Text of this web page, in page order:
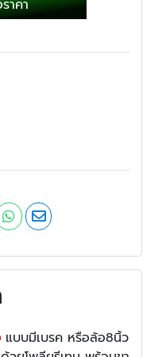
าคา
แบบมีเบรค หรือล้อ8นิ้ว